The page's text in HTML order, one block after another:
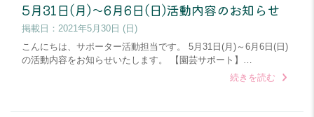
5月31日(月)～6月6日(日)活動内容のお知らせ
掲載日： 2021年5月30日 (日)
こんにちは、サポーター活動担当です。 5月31日(月)～6月6日(日)
の活動内容をお知らせいたします。 【園芸サポート】…
続きを読む